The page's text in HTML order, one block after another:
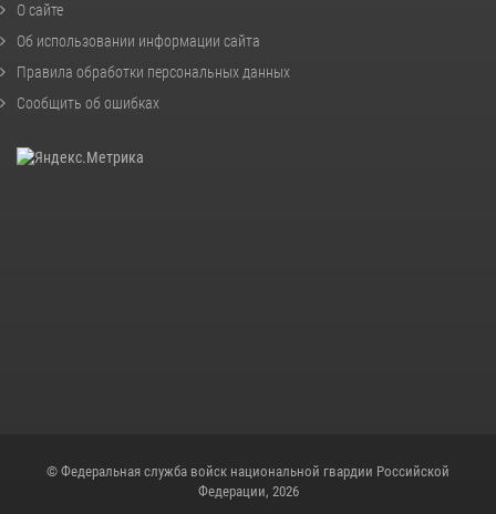
О сайте
Об использовании информации сайта
Правила обработки персональных данных
Сообщить об ошибках
© Федеральная служба войск национальной гвардии Российской
Федерации, 2026